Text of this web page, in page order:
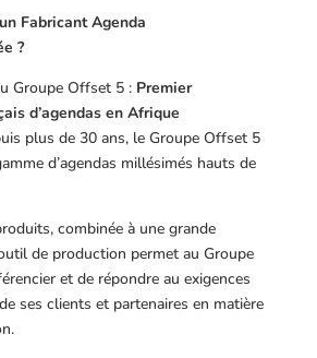
Fabricant Agenda
?
Groupe Offset 5 : Premier
d’agendas en Afrique
plus de 30 ans, le Groupe Offset 5
d’agendas millésimés hauts de
combinée à une grande
de production permet au Groupe
et de répondre au exigences
ses clients et partenaires en matière